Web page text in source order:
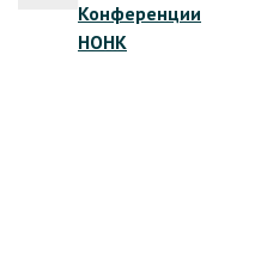
записям
Конференции
НОНК